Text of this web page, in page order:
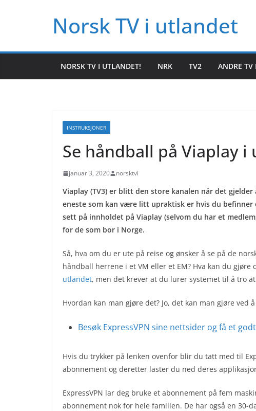
Norsk TV i utlandet
NORSK TV I UTLANDET! NRK TV2 ANDRE TV
INSTRUKSJONER
Se håndball på Viaplay
januar 3, 2020 norsktvi
Viaplay (TV3) er blitt den store kanalen når det
eneste som kan være litt upraktisk er hvis du
sett på innholdet på Viaplay (selvom du har et
for de som bor i Norge.
Så, hva om du er ute på reise og ønsker å se på de
håndball herrene i et VM eller et EM? Hva kan du gjøre
utlandet, men det krever at du lurer systemet til å tro
Hvordan kan man gjøre det? Jo, det kan man gjøre ved
Besøk ExpressVPN sine nettsider og få et
Hvis du trykker på lenken ovenfor blir du tatt med til
abonnement og deretter laster du ned deres
ExpressVPN lar deg bruke et abonnement på fem
abonnement nok for hele familien. De har også en 30-